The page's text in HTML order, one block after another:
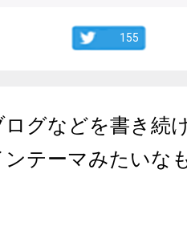
155
グなどを書き続
テーマみたいな